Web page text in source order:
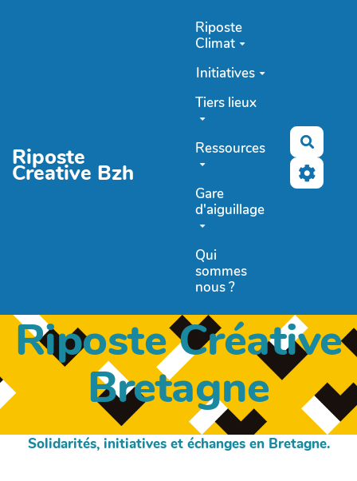
Riposte
Creative Bzh
Riposte
Climat
Initiatives
Tiers lieux
Ressources
Gare
d'aiguillage
Qui
sommes
nous ?
Riposte Créative
Bretagne
Solidarités, initiatives et échanges en Bretagne.